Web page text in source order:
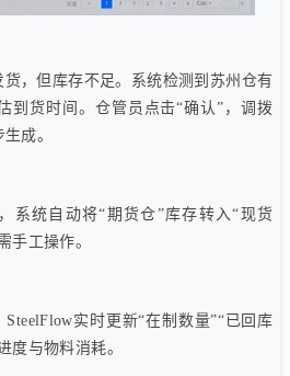
，但库存不足。系统检测到苏州仓有
到货时间。仓管员点击“确认”，调拨
成。
系统自动将“期货仓”库存转入“现货
手工操作。
实时更新“在制数量”“已回库
度与物料消耗。